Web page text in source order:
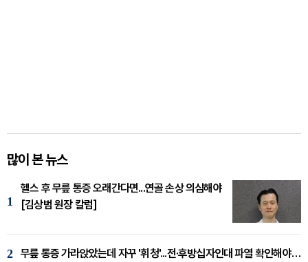
많이 본 뉴스
1
헬스 후 무릎 통증 오래간다면...연골 손상 의심해야
[김상범 원장 칼럼]
2 무릎 통증 가라앉았는데 자꾸 '휘청'...전·후방십자인대 파열 확인해야 [곽우경 원장 칼럼]